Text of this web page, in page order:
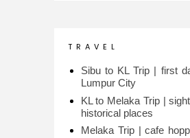
T R A V E L
Sibu to KL Trip | first
Lumpur City
KL to Melaka Trip |
historical places
Melaka Trip | cafe